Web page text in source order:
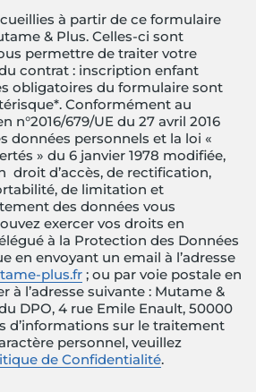
à partir de ce formulaire
& Plus. Celles-ci sont
permettre de traiter votre
contrat : inscription enfant
obligatoires du formulaire sont
Conformément au
n°2016/679/UE du 27 avril 2016
données personnels et la loi «
» du 6 janvier 1978 modifiée,
droit d’accès, de rectification,
de limitation et
des données vous
exercer vos droits en
à la Protection des Données
en envoyant un email à l’adresse
plus.fr ; ou par voie postale en
à l’adresse suivante : Mutame &
DPO, 4 rue Emile Enault, 50000
d’informations sur le traitement
personnel, veuillez
de Confidentialité.